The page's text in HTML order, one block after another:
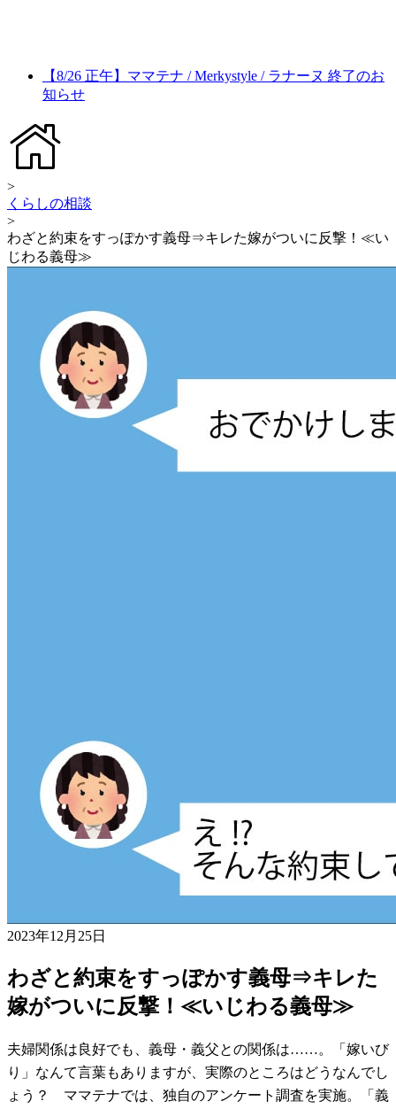
【8/26 正午】ママテナ / Merkystyle / ラナーヌ 終了のお
知らせ
>
くらしの相談
>
わざと約束をすっぽかす義母⇒キレた嫁がついに反撃！≪い
じわる義母≫
2023年12月25日
わざと約束をすっぽかす義母⇒キレた
嫁がついに反撃！≪いじわる義母≫
夫婦関係は良好でも、義母・義父との関係は……。「嫁いび
り」なんて言葉もありますが、実際のところはどうなんでし
ょう？ ママテナでは、独自のアンケート調査を実施。「義